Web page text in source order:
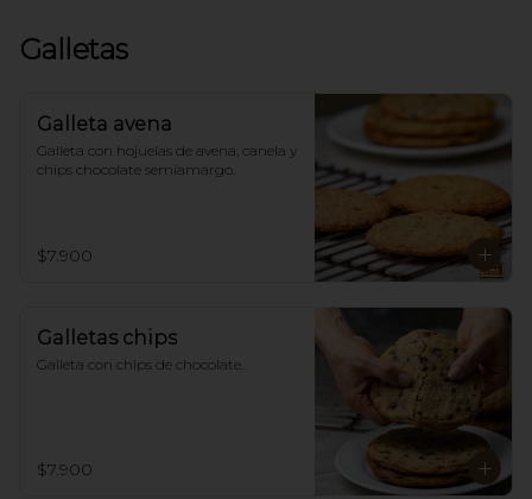
Galletas
Galleta avena
Galleta con hojuelas de avena, canela y
chips chocolate semiamargo.
$7.900
Galletas chips
Galleta con chips de chocolate.
$7.900